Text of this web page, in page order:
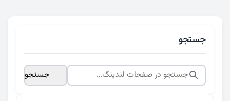
جستجو
جستجو